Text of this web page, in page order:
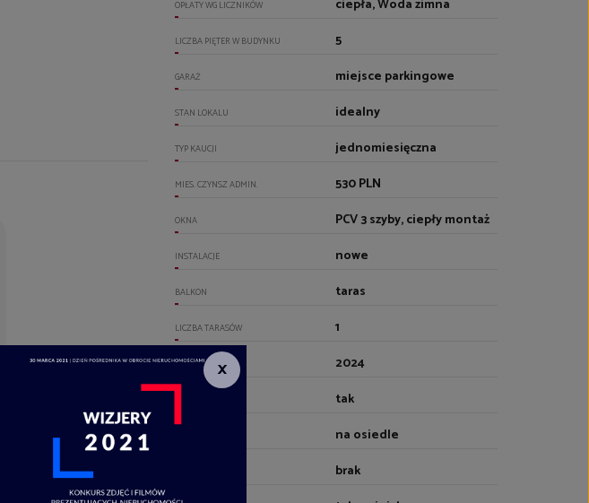
OPŁATY WG LICZNIKÓW ciepła, Woda zimna
LICZBA PIĘTER W BUDYNKU 5
GARAŻ miejsce parkingowe
STAN LOKALU idealny
TYP KAUCJI jednomiesięczna
MIES. CZYNSZ ADMIN. 530 PLN
OKNA PCV 3 szyby, ciepły montaż
INSTALACJE nowe
BALKON taras
LICZBA TARASÓW 1
ROK BUDOWY 2024
tak
na osiedle
brak
×